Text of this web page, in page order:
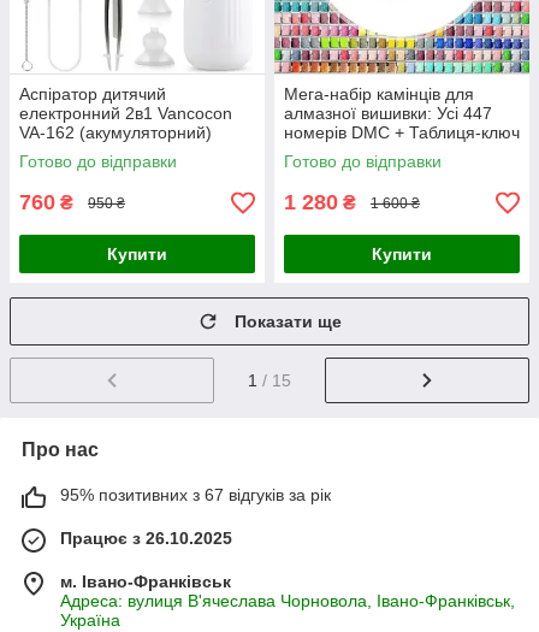
Аспіратор дитячий
електронний 2в1 Vancocon
VA-162 (акумуляторний)
Готово до відправки
760 ₴ 950 ₴
Купити
Мега-набір камінців для
алмазної вишивки: Усі 447
номерів DMC + Таблиця-ключ
Готово до відправки
1 280 ₴ 1 600 ₴
Купити
Показати ще
1 / 15
Про нас
95% позитивних з 67 відгуків за рік
Працює з 26.10.2025
м. Івано-Франківськ
Адреса: вулиця В'ячеслава Чорновола, Івано-Франківськ,
Україна